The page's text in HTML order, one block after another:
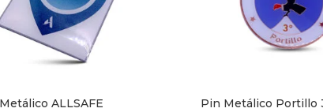
ALLSAFE Pin Metálico Portillo